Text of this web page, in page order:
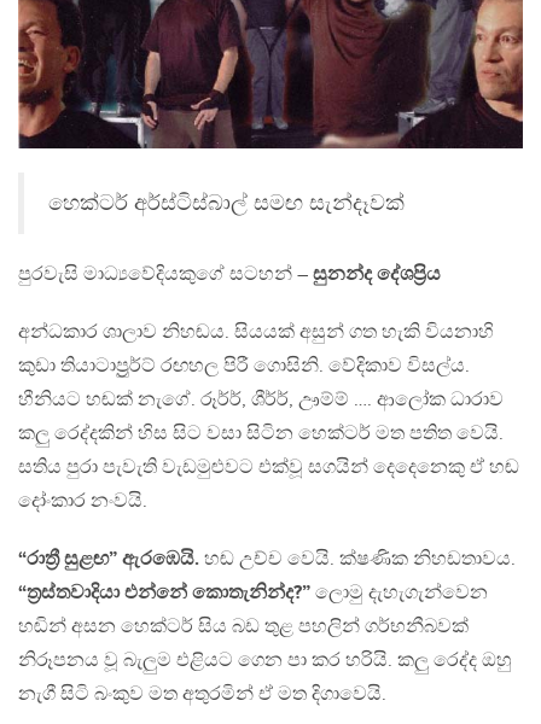
හෙක්ටර් අර්ස්ටිස්බාල් සමඟ සැන්දෑවක්
පුරවැසි මාධ්‍යවේදියකුගේ සටහන් – සුනන්ද දේශප්‍රිය
අන්ධකාර ශාලාව නිහඬය. සියයක් අසුන් ගත හැකි වියනාහි
කුඩා තියාටාප්‍රුර්ට් රඟහල පිරී ගොසිනි. වේදිකාව විසල්ය.
හීනියට හඬක් නැගේ. රූර්ර්, ශීර්ර්, ඌම්ම් …. ආලෝක ධාරාව
කලු රෙද්දකින් හිස සිට වසා සිටින හෙක්ටර් මත පතිත වෙයි.
සතිය පුරා පැවැති වැඩමුළුවට එක්වූ සගයින් දෙදෙනෙකු ඒ හඬ
දෝංකාර නංවයි.
“රාත්‍රී සුළඟ” ඇරඹෙයි. හඬ උච්ච වෙයි. ක්ෂණික නිහඩතාවය.
“ත්‍රස්තවාදියා එන්නේ කොතැනින්ද?” ලොමු දැහැගැන්වෙන
හඬින් අසන හෙක්ටර් සිය බඩ තුළ පහලින් ගර්භනීබවක්
නිරූපනය වූ බැලුම එළියට ගෙන පා කර හරියි. කලු රෙද්ද ඔහු
නැගී සිටි බංකුව මත අතුරමින් ඒ මත දිගාවෙයි.